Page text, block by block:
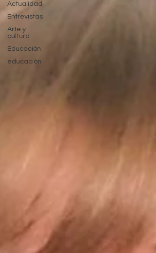
Actualidad
Entrevistas
Arte y
cultura
Educación
educación